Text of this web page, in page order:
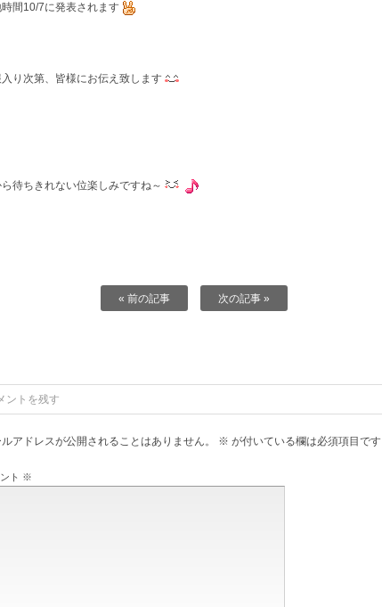
間10/7に発表されます
り次第、皆様にお伝え致します
待ちきれない位楽しみですね～
« 前の記事 次の記事 »
ントを残す
ルアドレスが公開されることはありません。 ※ が付いている欄は必須項目です
ト ※